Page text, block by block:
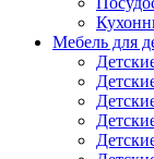
Мебель для